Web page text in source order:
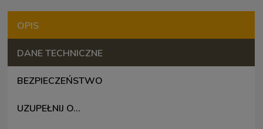
OPIS
DANE TECHNICZNE
BEZPIECZEŃSTWO
UZUPEŁNIJ O...